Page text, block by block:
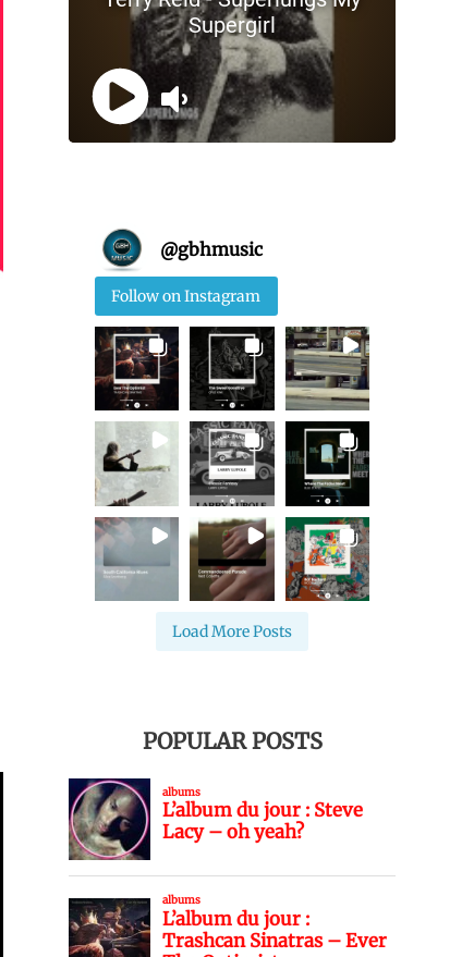
@gbhmusic
Follow on Instagram
Load More Posts
POPULAR POSTS